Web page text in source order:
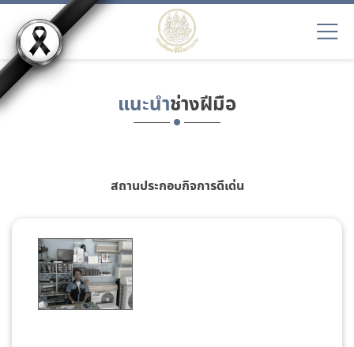
แนะนำช่างฝีมือ
สถานประกอบกิจการดีเด่น